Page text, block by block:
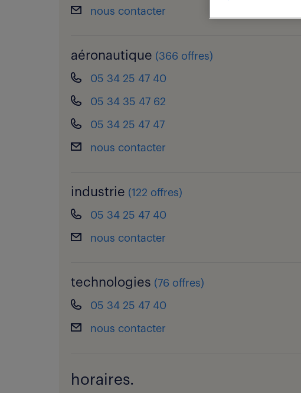
nous contacter
aéronautique (366 offres)
05 34 25 47 40
05 34 35 47 62
05 34 25 47 47
nous contacter
industrie (122 offres)
05 34 25 47 40
nous contacter
technologies (76 offres)
05 34 25 47 40
nous contacter
horaires.